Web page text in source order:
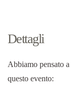
Dettagli
Abbiamo pensato
questo evento: